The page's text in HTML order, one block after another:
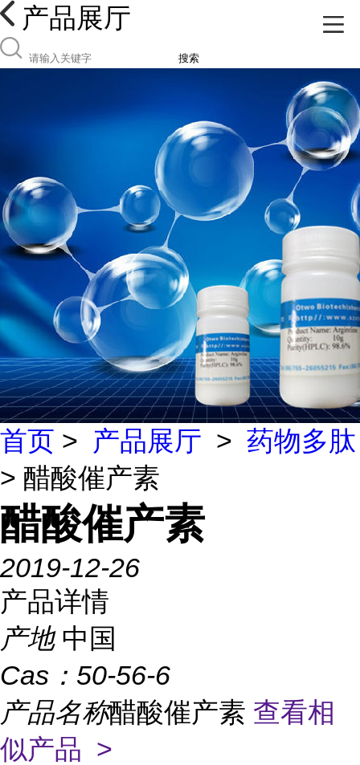
产品展厅
搜索
首页 > 产品展厅 > 药物多肽
> 醋酸催产素
醋酸催产素
2019-12-26
产品详情
产地 中国
Cas： 50-56-6
产品名称醋酸催产素 查看相
似产品 >